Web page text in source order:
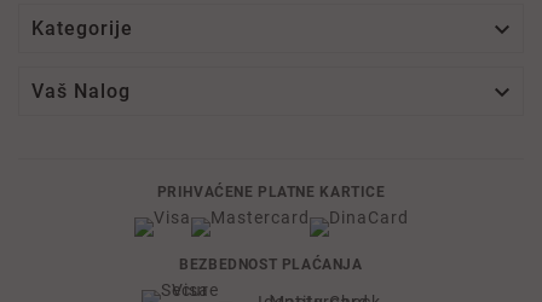
Kategorije 
Vaš Nalog 
PRIHVAĆENE PLATNE KARTICE
BEZBEDNOST PLAĆANJA